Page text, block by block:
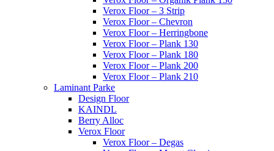
Verox Floor – 3 Strip
Verox Floor – Chevron
Verox Floor – Herringbone
Verox Floor – Plank 130
Verox Floor – Plank 180
Verox Floor – Plank 200
Verox Floor – Plank 210
Laminant Parke
Design Floor
KAINDL
Berry Alloc
Verox Floor
Verox Floor – Degas